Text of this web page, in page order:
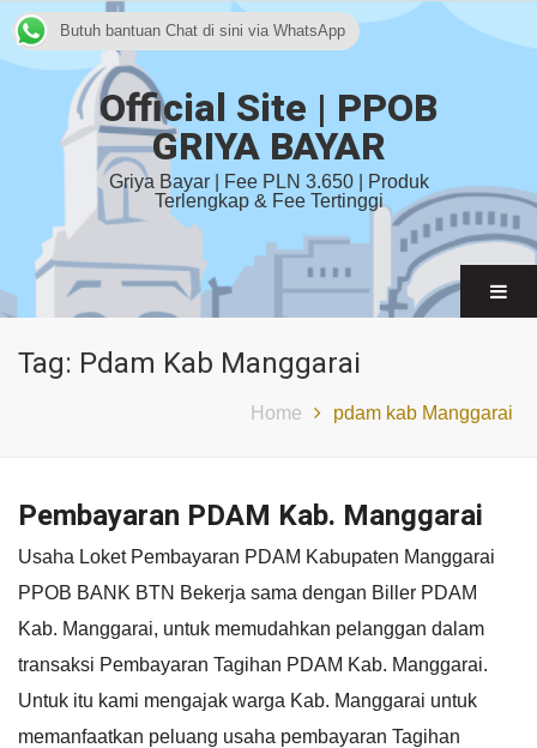
Official Site | PPOB
GRIYA BAYAR
Griya Bayar | Fee PLN 3.650 | Produk
Terlengkap & Fee Tertinggi
Tag: Pdam Kab Manggarai
Home pdam kab Manggarai
Pembayaran PDAM Kab. Manggarai
Usaha Loket Pembayaran PDAM Kabupaten Manggarai
PPOB BANK BTN Bekerja sama dengan Biller PDAM
Kab. Manggarai, untuk memudahkan pelanggan dalam
transaksi Pembayaran Tagihan PDAM Kab. Manggarai.
Untuk itu kami mengajak warga Kab. Manggarai untuk
memanfaatkan peluang usaha pembayaran Tagihan
Butuh bantuan Chat di sini via WhatsApp